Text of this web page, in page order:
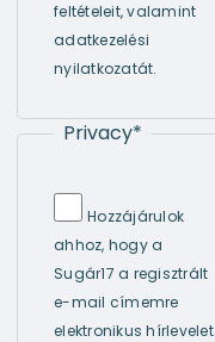
feltételeit, valamint
adatkezelési
nyilatkozatát.
Privacy*
Hozzájárulok
ahhoz, hogy a
Sugár17 a regisztrált
e-mail címemre
elektronikus hírlevelet